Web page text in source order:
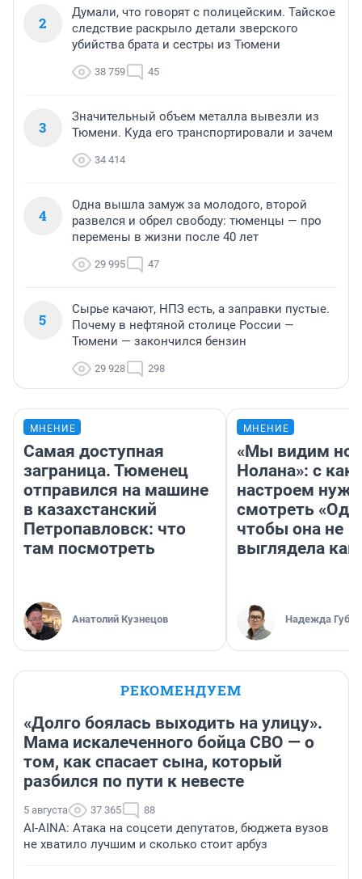
2
Думали, что говорят с полицейским. Тайское
следствие раскрыло детали зверского
убийства брата и сестры из Тюмени
38 759 45
3
Значительный объем металла вывезли из
Тюмени. Куда его транспортировали и зачем
34 414
4
Одна вышла замуж за молодого, второй
развелся и обрел свободу: тюменцы — про
перемены в жизни после 40 лет
29 995 47
5
Сырье качают, НПЗ есть, а заправки пустые.
Почему в нефтяной столице России —
Тюмени — закончился бензин
29 928 298
МНЕНИЕ
Самая доступная
заграница. Тюменец
отправился на машине
в казахстанский
Петропавловск: что
там посмотреть
Анатолий Кузнецов
МНЕНИЕ
«Мы видим
Нолана»: с
настроем
смотреть
чтобы она не
выглядела как
Надежда
РЕКОМЕНДУЕМ
«Долго боялась выходить на улицу».
Мама искалеченного бойца СВО — о
том, как спасает сына, который
разбился по пути к невесте
5 августа 37 365 88
AI-AINA: Атака на соцсети депутатов, бюджета вузов
не хватило лучшим и сколько стоит арбуз